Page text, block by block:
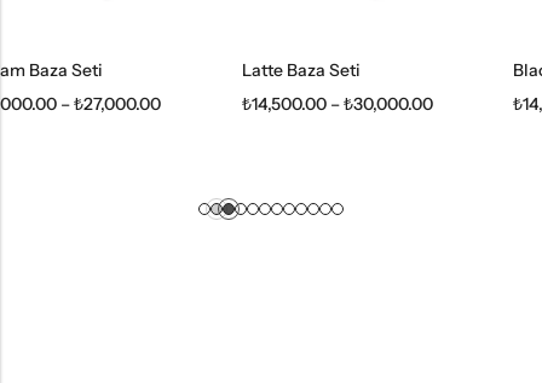
₺14,500.00 30,000.00
Black Loft Baza
₺14,500.00